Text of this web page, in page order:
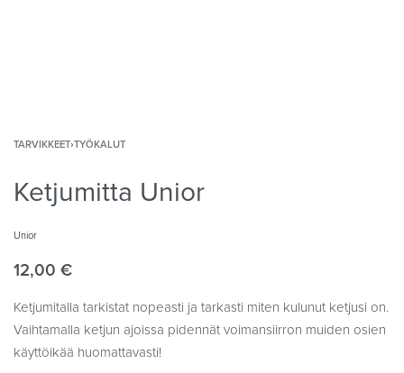
TARVIKKEET›TYÖKALUT
Ketjumitta Unior
Unior
12,00 €
Ketjumitalla tarkistat nopeasti ja tarkasti miten kulunut ketjusi on.
Vaihtamalla ketjun ajoissa pidennät voimansiirron muiden osien
käyttöikää huomattavasti!